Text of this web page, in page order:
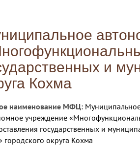
и
Кохма
наименование МФЦ:
учреждение
государственных и
городского округа Кохма